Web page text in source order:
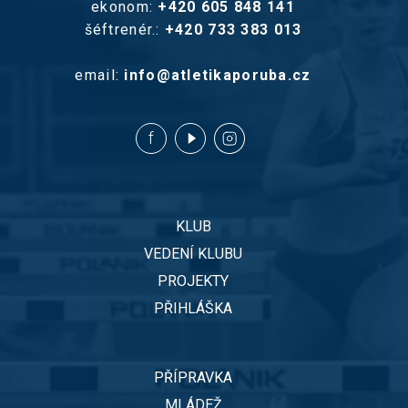
ekonom: +420 605 848 141
šéftrenér.: +420 733 383 013
email: info@atletikaporuba.cz
KLUB
VEDENÍ KLUBU
PROJEKTY
PŘIHLÁŠKA
PŘÍPRAVKA